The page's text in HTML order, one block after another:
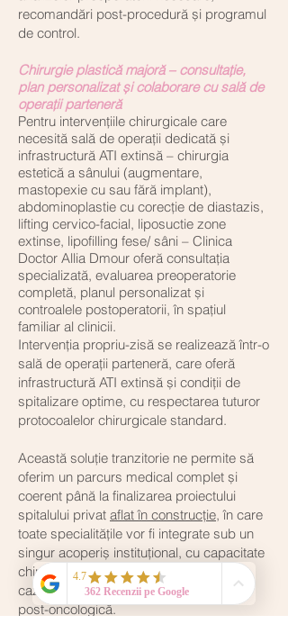
recomandări post-procedură și programul
de control.
Chirurgie plastică majoră – consultație,
plan personalizat și colaborare cu sală de
operații parteneră
Pentru intervențiile chirurgicale care
necesită sală de operații dedicată și
infrastructură ATI extinsă – chirurgia
estetică a sânului (augmentare,
mastopexie cu sau fără implant),
abdominoplastie cu corecție de diastazis,
lifting cervico-facial, liposuctie zone
extinse, lipofilling fese/ sâni – Clinica
Doctor Allia Dmour oferă consultația
specializată, evaluarea preoperatorie
completă, planul personalizat și
controalele postoperatorii, în spațiul
familiar al clinicii.
Intervenția propriu-zisă se realizează într-o
sală de operații parteneră, care oferă
infrastructură ATI extinsă și condiții de
spitalizare optime, cu respectarea tuturor
protocoalelor chirurgicale standard.
Această soluție tranzitorie ne permite să
oferim un parcurs medical complet și
coerent până la finalizarea proiectului
spitalului privat aflat în construcție, în care
toate specialitățile vor fi integrate sub un
singur acoperiș instituțional, cu capacitate
chirurgicală completă, inclusiv pentru
cazurile cu componentă reconstructivă
post-oncologică.